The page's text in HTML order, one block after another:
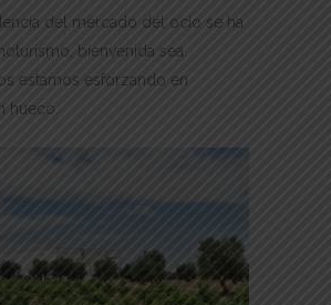
del mercado del ocio se ha
bienvenida sea.
estamos esforzando en
hueco.